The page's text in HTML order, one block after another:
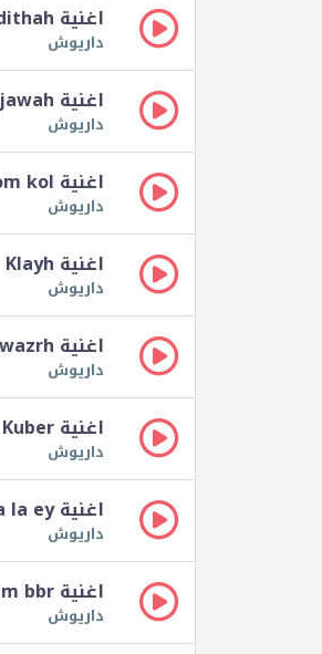
اغنية Hadithah
داريوش
اغنية Jaebah jawah
داريوش
اغنية Khanom kol
داريوش
اغنية Klayh
داريوش
اغنية Kol wazrh
داريوش
اغنية Kuber
داريوش
اغنية La la ey
داريوش
اغنية Mra bh khanh um bbr
داريوش